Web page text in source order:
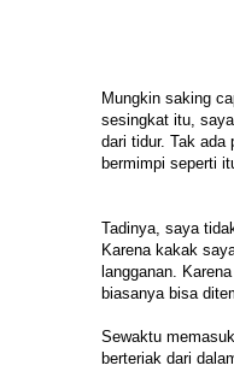
Mungkin saking
sesingkat itu,
dari tidur. Tak ada
bermimpi seperti
Tadinya, saya
Karena kakak
langganan.
biasanya bisa
Sewaktu
berteriak dari